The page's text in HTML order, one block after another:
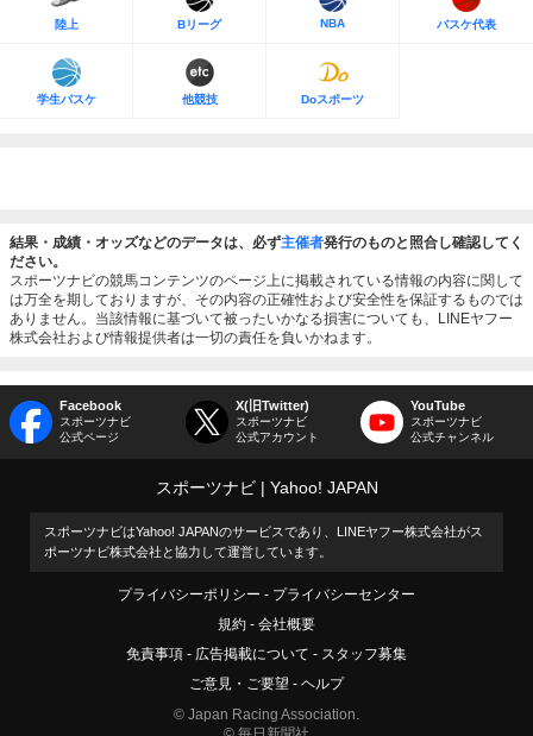
陸上 Bリーグ NBA バスケ代表
学生バスケ 他競技 Doスポーツ
結果・成績・オッズなどのデータは、必ず主催者発行のものと照合し確認してく
ださい。
スポーツナビの競馬コンテンツのページ上に掲載されている情報の内容に関して
は万全を期しておりますが、その内容の正確性および安全性を保証するものでは
ありません。当該情報に基づいて被ったいかなる損害についても、LINEヤフー
株式会社および情報提供者は一切の責任を負いかねます。
Facebook
スポーツナビ
公式ページ
X(旧Twitter)
スポーツナビ
公式アカウント
YouTube
スポーツナビ
公式チャンネル
スポーツナビ Yahoo! JAPAN
スポーツナビはYahoo! JAPANのサービスであり、LINEヤフー株式会社がス
ポーツナビ株式会社と協力して運営しています。
プライバシーポリシー
プライバシーセンター
規約
会社概要
免責事項
広告掲載について
スタッフ募集
ご意見・ご要望
ヘルプ
© Japan Racing Association.